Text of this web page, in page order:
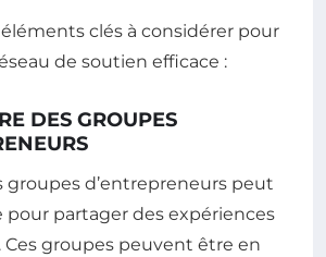
clés à considérer pour
de soutien efficace :
DES GROUPES
groupes d’entrepreneurs peut
pour partager des expériences
Ces groupes peuvent être en